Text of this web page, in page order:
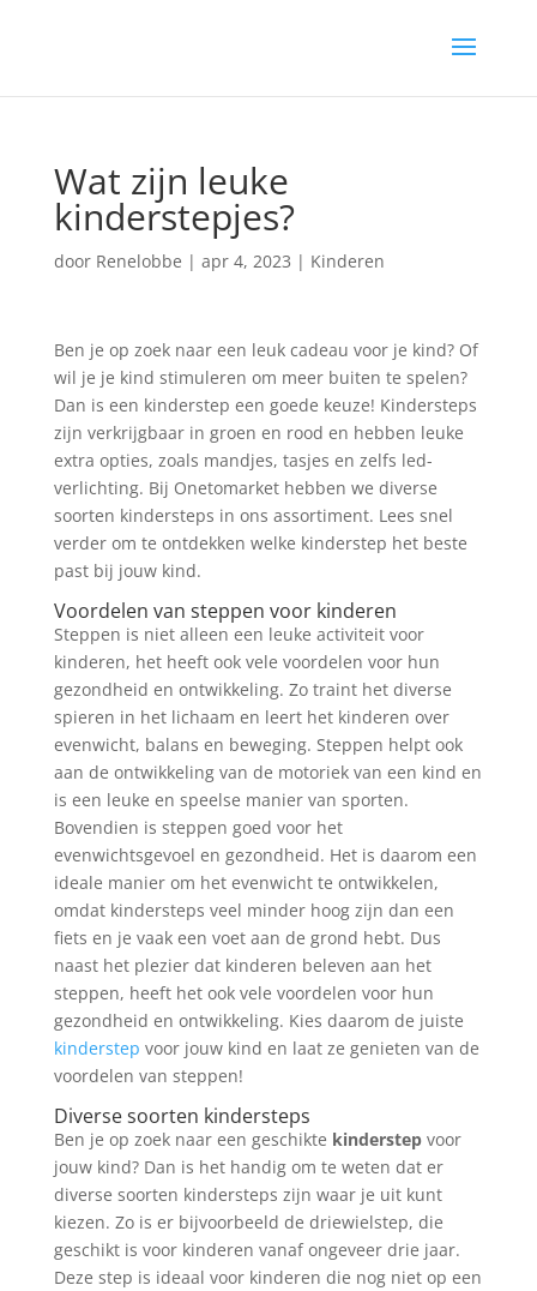
Wat zijn leuke
kinderstepjes?
door Renelobbe | apr 4, 2023 | Kinderen
Ben je op zoek naar een leuk cadeau voor je kind? Of
wil je je kind stimuleren om meer buiten te spelen?
Dan is een kinderstep een goede keuze! Kindersteps
zijn verkrijgbaar in groen en rood en hebben leuke
extra opties, zoals mandjes, tasjes en zelfs led-
verlichting. Bij Onetomarket hebben we diverse
soorten kindersteps in ons assortiment. Lees snel
verder om te ontdekken welke kinderstep het beste
past bij jouw kind.
Voordelen van steppen voor kinderen
Steppen is niet alleen een leuke activiteit voor
kinderen, het heeft ook vele voordelen voor hun
gezondheid en ontwikkeling. Zo traint het diverse
spieren in het lichaam en leert het kinderen over
evenwicht, balans en beweging. Steppen helpt ook
aan de ontwikkeling van de motoriek van een kind en
is een leuke en speelse manier van sporten.
Bovendien is steppen goed voor het
evenwichtsgevoel en gezondheid. Het is daarom een
ideale manier om het evenwicht te ontwikkelen,
omdat kindersteps veel minder hoog zijn dan een
fiets en je vaak een voet aan de grond hebt. Dus
naast het plezier dat kinderen beleven aan het
steppen, heeft het ook vele voordelen voor hun
gezondheid en ontwikkeling. Kies daarom de juiste
kinderstep voor jouw kind en laat ze genieten van de
voordelen van steppen!
Diverse soorten kindersteps
Ben je op zoek naar een geschikte kinderstepvoor
jouw kind? Dan is het handig om te weten dat er
diverse soorten kindersteps zijn waar je uit kunt
kiezen. Zo is er bijvoorbeeld de driewielstep, die
geschikt is voor kinderen vanaf ongeveer drie jaar.
Deze step is ideaal voor kinderen die nog niet op een